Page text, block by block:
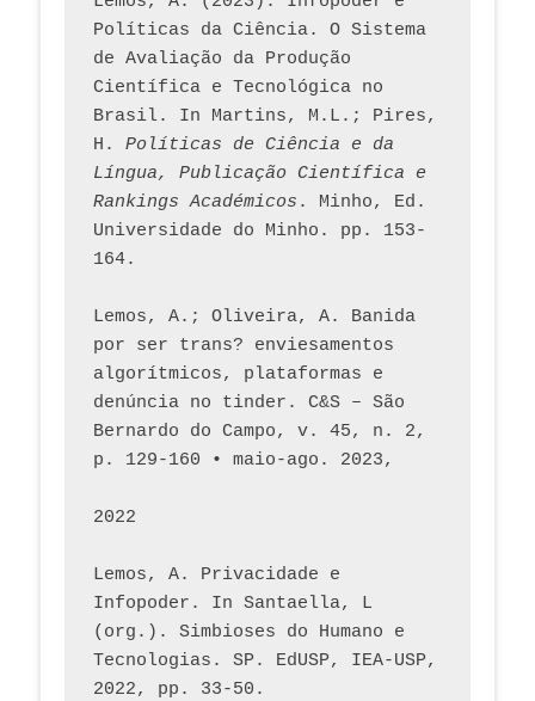
Políticas da Ciência. O Sistema
de Avaliação da Produção
Científica e Tecnológica no
Brasil. In Martins, M.L.; Pires,
H. Políticas de Ciência e da
Língua, Publicação Científica e
Rankings Académicos . Minho, Ed.
Universidade do Minho. pp. 153-
164.
Lemos, A.; Oliveira, A. Banida
por ser trans? enviesamentos
algorítmicos, plataformas e
denúncia no tinder. C&S – São
Bernardo do Campo, v. 45, n. 2,
p. 129-160 • maio-ago. 2023,
2022
Lemos, A. Privacidade e
Infopoder. In Santaella, L
(org.). Simbioses do Humano e
Tecnologias. SP. EdUSP, IEA-USP,
2022, pp. 33-50.